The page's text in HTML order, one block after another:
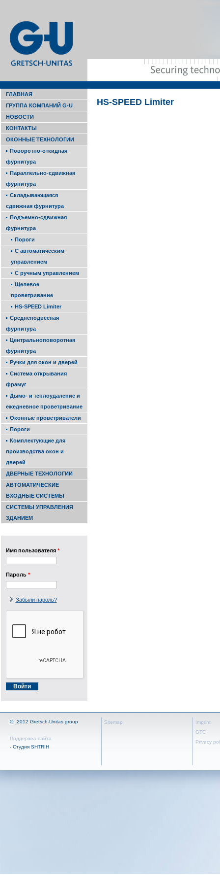
ГЛАВНАЯ
ГРУППА КОМПАНИЙ G-U
НОВОСТИ
КОНТАКТЫ
ОКОННЫЕ ТЕХНОЛОГИИ
Поворотно-откидная
фурнитура
Параллельно-сдвижная
фурнитура
Складывающаяся
сдвижная фурнитура
Подъемно-сдвижная
фурнитура
Пороги
С автоматическим
управлением
С ручным управлением
Щелевое
проветривание
HS-SPEED Limiter
Среднеподвесная
фурнитура
Центральноповоротная
фурнитура
Ручки для окон и дверей
Система открывания
фрамуг
Дымо- и теплоудаление и
ежедневное проветривание
Оконные проветриватели
Пороги
Комплектующие для
производства окон и
дверей
ДВЕРНЫЕ ТЕХНОЛОГИИ
АВТОМАТИЧЕСКИЕ
ВХОДНЫЕ СИСТЕМЫ
СИСТЕМЫ УПРАВЛЕНИЯ
ЗДАНИЕМ
Имя пользователя *
Пароль *
Забыли пароль?
HS-SPEED Limiter
© 2012 Gretsch-Unitas group
Поддержка сайта
- Студия SHTRIH
Sitemap
Imprint
GTC
Privacy